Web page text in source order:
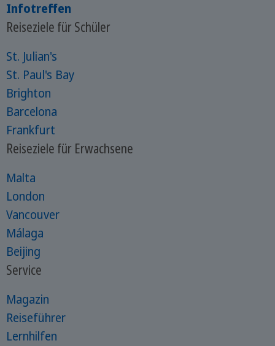
Infotreffen
Reiseziele für Schüler
St. Julian's
St. Paul's Bay
Brighton
Barcelona
Frankfurt
Reiseziele für Erwachsene
Malta
London
Vancouver
Málaga
Beijing
Service
Magazin
Reiseführer
Lernhilfen